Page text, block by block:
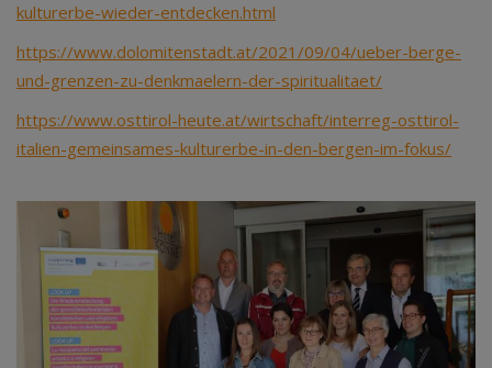
kulturerbe-wieder-entdecken.html
https://www.dolomitenstadt.at/2021/09/04/ueber-berge-
und-grenzen-zu-denkmaelern-der-spiritualitaet/
https://www.osttirol-heute.at/wirtschaft/interreg-osttirol-
italien-gemeinsames-kulturerbe-in-den-bergen-im-fokus/